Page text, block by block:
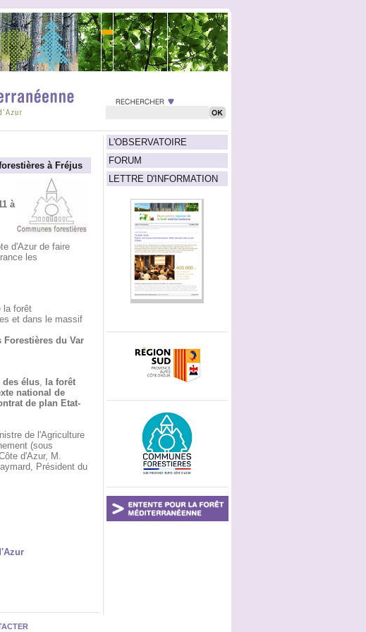
L'OBSERVATOIRE
FORUM
LETTRE D'INFORMATION
à Fréjus
à
d'Azur de faire
les
la forêt
et dans le massif
Forestières du Var
élus, la forêt
national de
de plan Etat-
de l'Agriculture
(sous
d'Azur, M.
Président du